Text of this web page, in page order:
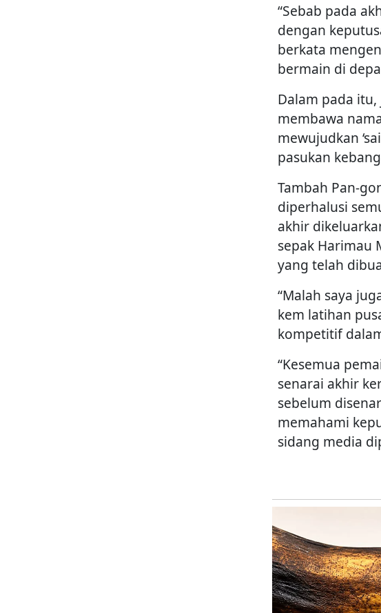
“Sebab pada
dengan
berkata
bermain di
Dalam pada
membawa
mewujudkan
pasukan
Tambah Pan-
diperhalusi
akhir
sepak Harimau
yang telah
“Malah saya
kem latihan
kompetitif
“Kesemua
senarai akhir
sebelum
memahami
sidang media